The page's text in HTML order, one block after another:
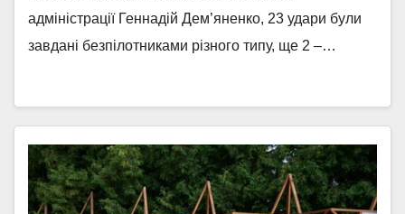
адміністрації Геннадій Дем’яненко, 23 удари були
завдані безпілотниками різного типу, ще 2 –…